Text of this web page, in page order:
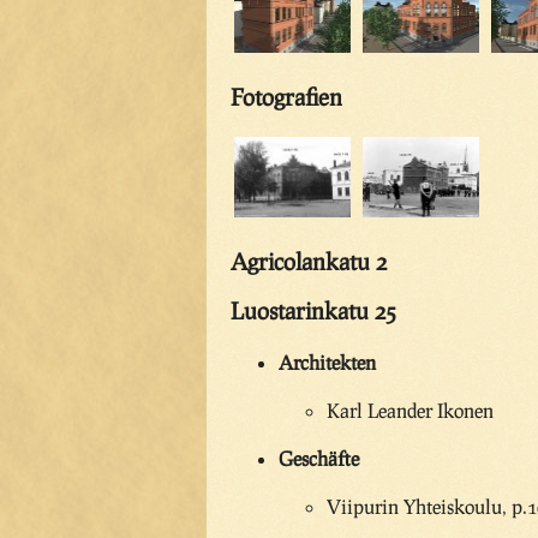
Fotografien
Agricolankatu 2
Luostarinkatu 25
Architekten
Karl Leander Ikonen
Geschäfte
Viipurin Yhteiskoulu,